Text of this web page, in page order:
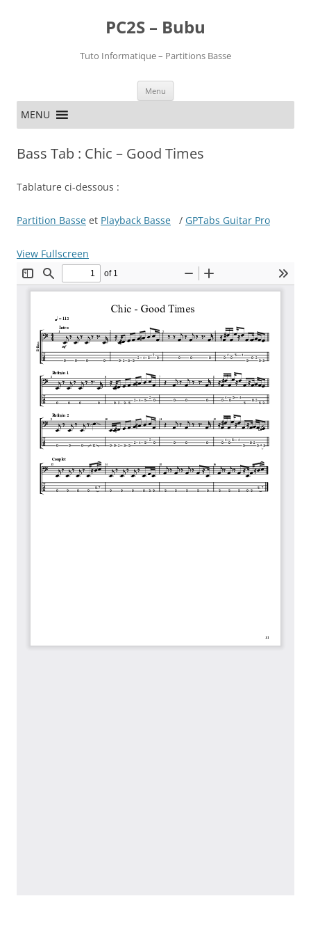
PC2S – Bubu
Tuto Informatique – Partitions Basse
Menu
contenu
MENU
Bass Tab : Chic – Good Times
Tablature ci-dessous :
Partition Basse et Playback Basse / GPTabs Guitar Pro
View Fullscreen